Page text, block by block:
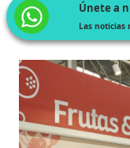
Únete a
Las noticias